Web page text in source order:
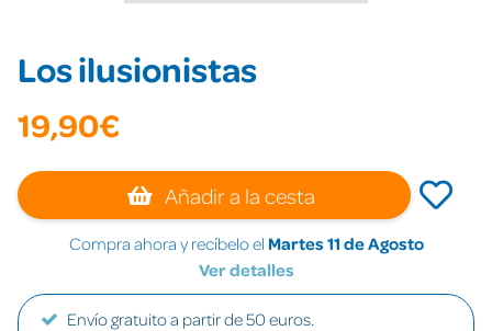
Los ilusionistas
19,90€
Añadir a la cesta
Compra ahora y recíbelo el Martes 11 de Agosto
Ver detalles
Envío gratuito a partir de 50 euros.